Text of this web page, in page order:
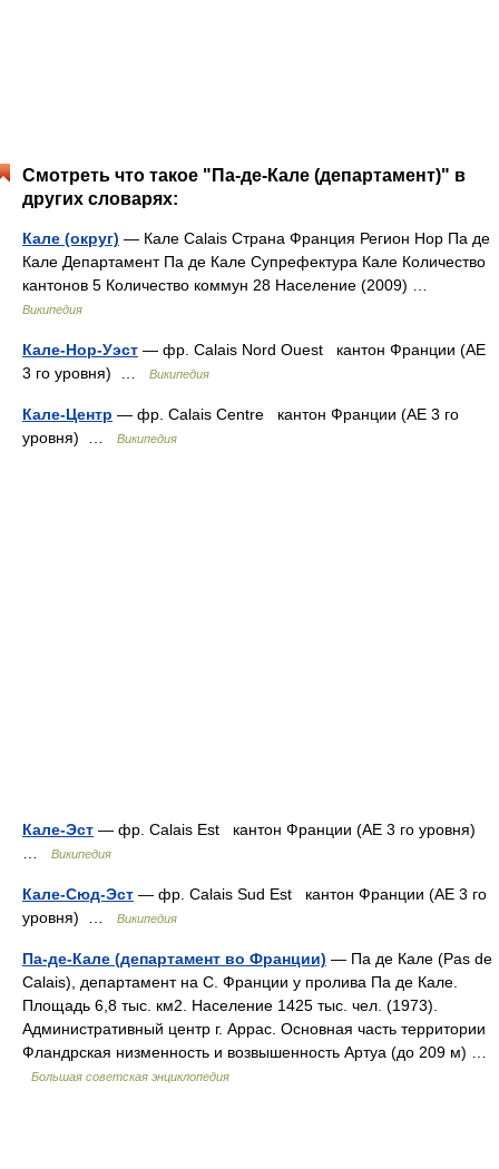
Смотреть что такое "Па-де-Кале (департамент)" в
других словарях:
Кале (округ) — Кале Calais Страна Франция Регион Нор Па де
Кале Департамент Па де Кале Супрефектура Кале Количество
кантонов 5 Количество коммун 28 Население (2009) …
Википедия
Кале-Нор-Уэст — фр. Calais Nord Ouest кантон Франции (АЕ
3 го уровня) …
Википедия
Кале-Центр — фр. Calais Centre кантон Франции (АЕ 3 го
уровня) …
Википедия
Кале-Эст — фр. Calais Est кантон Франции (АЕ 3 го уровня)
Википедия
Кале-Сюд-Эст — фр. Calais Sud Est кантон Франции (АЕ 3 го
уровня) …
Википедия
Па-де-Кале (департамент во Франции) — Па де Кале (Pas de
Calais), департамент на С. Франции у пролива Па де Кале.
Площадь 6,8 тыс. км2. Население 1425 тыс. чел. (1973).
Административный центр г. Аррас. Основная часть территории
Фландрская низменность и возвышенность Артуа (до 209 м) …
Большая советская энциклопедия